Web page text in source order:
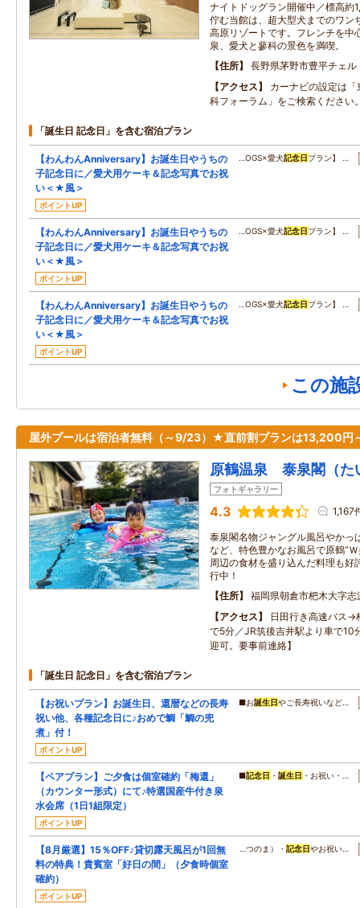
ナイトドッグラン開催中／標高約
佇む当館は、超大型犬までのワン
高原リゾートです。フレンチを中
泉、愛犬と蓼科の景色を満喫。
住所
長野県茅野市豊平チェ
アクセス
カーナビの設定は
科フォーラム」をご検索ください
「誕生日 記念日」を含む宿泊プラン
【わんわんAnniversary】お誕生日やうちの
子記念日に／愛犬用ケーキ＆記念写真でお祝
い＜★風＞
ポイントUP
…OGS×愛犬記念日 プラン】 …
【わんわんAnniversary】お誕生日やうちの
子記念日に／愛犬用ケーキ＆記念写真でお祝
い＜★風＞
ポイントUP
…OGS×愛犬記念日 プラン】 …
【わんわんAnniversary】お誕生日やうちの
子記念日に／愛犬用ケーキ＆記念写真でお祝
い＜★風＞
ポイントUP
…OGS×愛犬記念日 プラン】 …
この施
屋外プールは宿泊者無料（～9/23）★直前割プランは13,200円
原鶴温泉 泰泉閣（た
フォトギャラリー
4.3 1,167
泰泉閣名物ジャングル風呂やかっ
など、特色豊かなお風呂で原鶴“
周辺の食材を盛り込んだ料理も好
行中！
住所
福岡県朝倉市杷木大字
アクセス
日田行き高速バス→
で5分／JR筑後吉井駅より車で10
迎可。要事前連絡】
「誕生日 記念日」を含む宿泊プラン
【お祝いプラン】お誕生日、還暦などの長寿
祝い他、各種記念日に♪おめで鯛「鯛の兜
煮」付！
ポイントUP
■お誕生日やご長寿祝いなど…
【ペアプラン】ご夕食は個室確約「梅還」
（カウンター形式）にて♪特選国産牛付き泉
水会席（1日1組限定）
ポイントUP
■記念日 ・誕生日 ・お祝い・…
【8月厳選】15％OFF♪貸切露天風呂が1回無
料の特典！貴賓室「好日の間」（夕食時個室
確約）
ポイントUP
…つのま）・ 記念日やお祝い…